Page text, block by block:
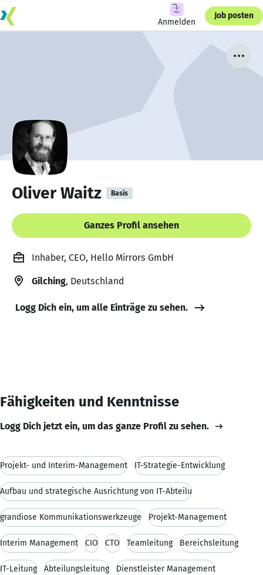
Anmelden
Job posten
Oliver Waitz Basis
Ganzes Profil ansehen
Inhaber, CEO, Hello Mirrors GmbH
Gilching, Deutschland
Logg Dich ein, um alle Einträge zu sehen.
Fähigkeiten und Kenntnisse
Logg Dich jetzt ein, um das ganze Profil zu sehen.
Projekt- und Interim-Management IT-Strategie-Entwicklung
Aufbau und strategische Ausrichtung von IT-Abteilu
grandiose Kommunikationswerkzeuge Projekt-Management
Interim Management CIO CTO Teamleitung Bereichsleitung
IT-Leitung Abteilungsleitung Dienstleister Management